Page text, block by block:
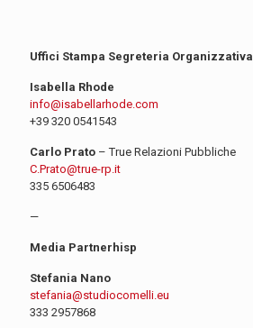
Uffici Stampa Segreteria Organizzativa
Isabella Rhode
info@isabellarhode.com
+39 320 0541543
Carlo Prato – True Relazioni Pubbliche
C.Prato@true-rp.it
335 6506483
—
Media Partnerhisp
Stefania Nano
stefania@studiocomelli.eu
333 2957868